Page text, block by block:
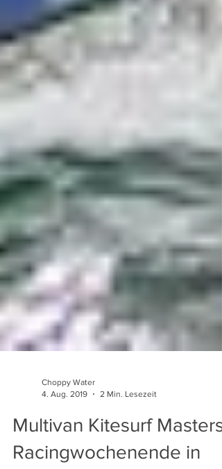
4. Aug. 2019
2 Min. Lesezeit